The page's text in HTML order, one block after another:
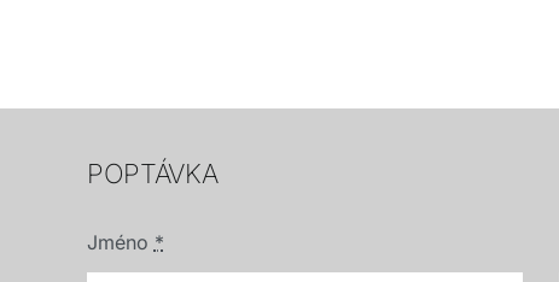
POPTÁVKA
Jméno *